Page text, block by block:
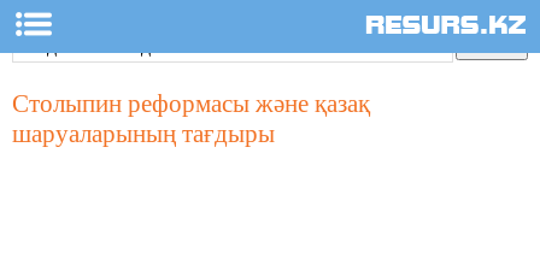
Столыпин реформасы және қазақ
шаруаларының тағдыры